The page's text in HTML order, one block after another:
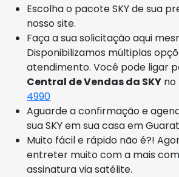
Escolha o pacote SKY de sua
nosso site.
Faça a sua solicitação aqui
Disponibilizamos múltiplas
atendimento. Você pode ligar
Central de Vendas da SKY no
4990
Aguarde a confirmação e
sua SKY em sua casa em
Muito fácil e rápido não é?!
entreter muito com a mais
assinatura via satélite.